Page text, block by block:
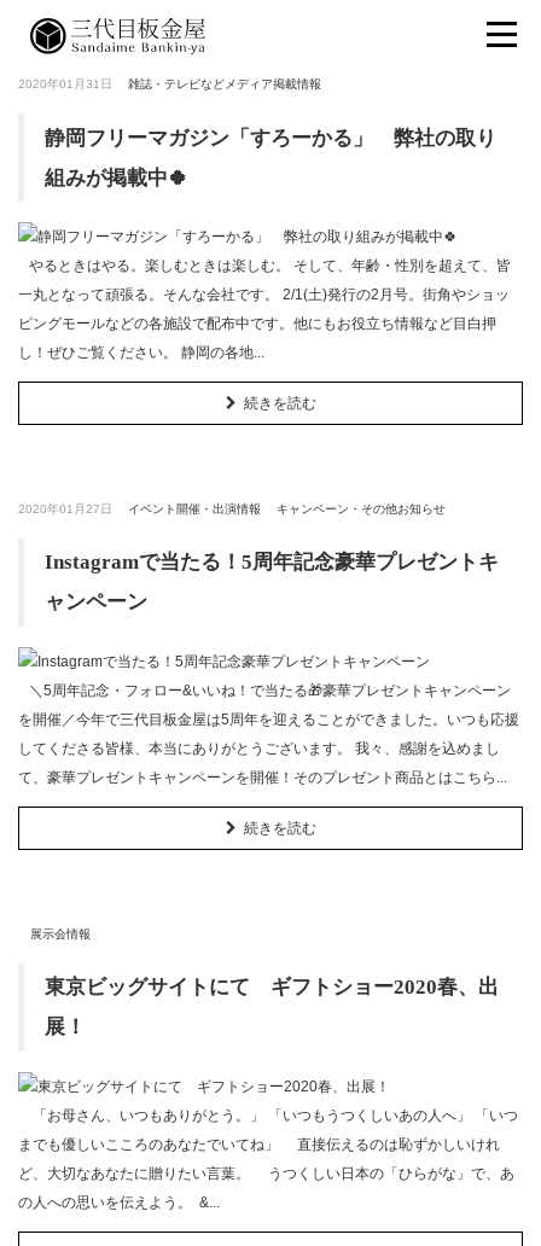
2020年01月31日 雑誌・テレビなどメディア掲載情報
静岡フリーマガジン「すろーかる」 弊社の取り
組みが掲載中🍀
やるときはやる。楽しむときは楽しむ。 そして、年齢・性別を超えて、皆
一丸となって頑張る。そんな会社です。 2/1(土)発行の2月号。街角やショッ
ピングモールなどの各施設で配布中です。他にもお役立ち情報など目白押
し！ぜひご覧ください。 静岡の各地...
続きを読む
2020年01月27日 イベント開催・出演情報 キャンペーン・その他お知らせ
Instagramで当たる！5周年記念豪華プレゼントキ
ャンペーン
＼5周年記念・フォロー&いいね！で当たる🎁豪華プレゼントキャンペーン
を開催／今年で三代目板金屋は5周年を迎えることができました。いつも応援
してくださる皆様、本当にありがとうございます。 我々、感謝を込めまし
て、豪華プレゼントキャンペーンを開催！そのプレゼント商品とはこちら...
続きを読む
展示会情報
東京ビッグサイトにて ギフトショー2020春、出
展！
「お母さん、いつもありがとう。」 「いつもうつくしいあの人へ」 「いつ
までも優しいこころのあなたでいてね」 直接伝えるのは恥ずかしいけれ
ど、大切なあなたに贈りたい言葉。 うつくしい日本の「ひらがな」で、あ
の人への思いを伝えよう。 &...